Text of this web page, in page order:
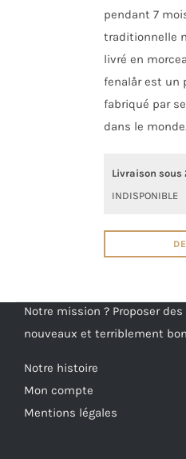
pendant 7
traditionnelle
livré en
fenalår est un
fabriqué par
dans le
Livraison
INDISPONIBLE
Notre mission ? Proposer
nouveaux et terriblement
Notre histoire
Mon compte
Mentions légales